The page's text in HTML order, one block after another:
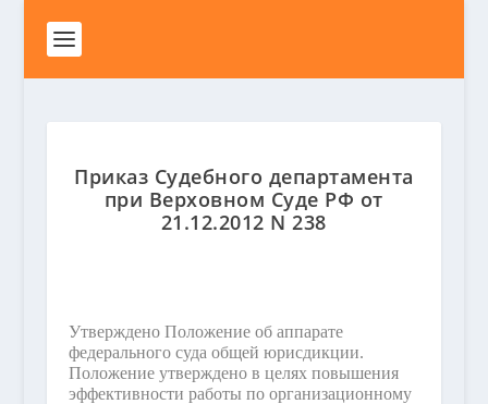
Приказ Судебного департамента
при Верховном Суде РФ от
21.12.2012 N 238
Утверждено Положение об аппарате
федерального суда общей юрисдикции.
Положение утверждено в целях повышения
эффективности работы по организационному